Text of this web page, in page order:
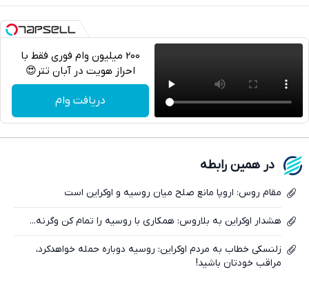
واتساپ
200 میلیون وام فوری فقط با
احراز هویت در آبان تتر😍
دریافت وام
در همین رابطه
مقام روس: اروپا مانع صلح میان روسیه و اوکراین است
هشدار اوکراین به بلاروس: همکاری با روسیه را تمام کن وگرنه...
زلنسکی خطاب به مردم اوکراین: روسیه دوباره حمله خواهد‌کرد،
مراقب خودتان باشید!